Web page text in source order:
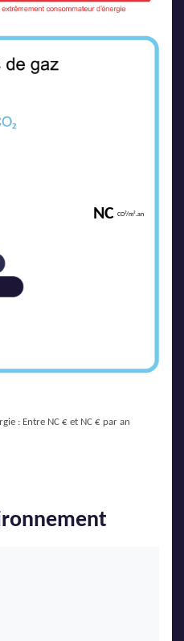
NC CO²/m².an
: Entre NC € et NC € par an